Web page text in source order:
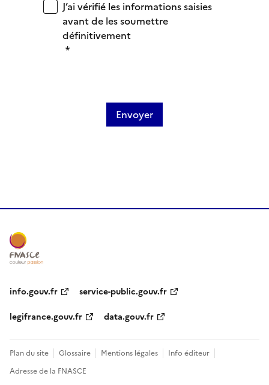
J’ai vérifié les informations saisies
avant de les soumettre
définitivement
*
info.gouv.fr
service-public.gouv.fr
legifrance.gouv.fr
data.gouv.fr
Plan du site Glossaire Mentions légales
Info éditeur
Adresse de la FNASCE